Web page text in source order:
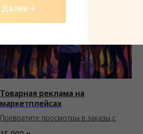
Товарная реклама на
маркетплейсах
Превратите просмотры в заказы с
Далее